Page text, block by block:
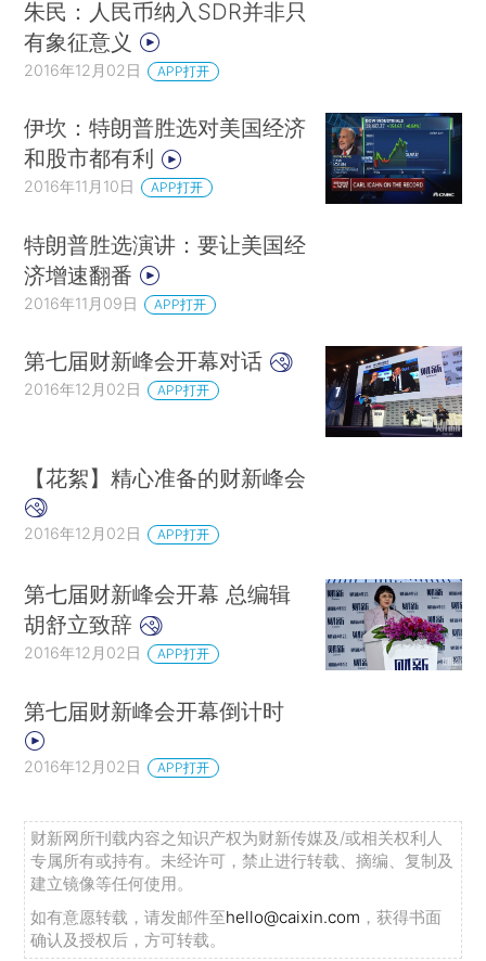
朱民：人民币纳入SDR并非只
有象征意义
2016年12月02日 APP打开
伊坎：特朗普胜选对美国经济
和股市都有利
2016年11月10日 APP打开
特朗普胜选演讲：要让美国经
济增速翻番
2016年11月09日 APP打开
第七届财新峰会开幕对话
2016年12月02日 APP打开
【花絮】精心准备的财新峰会
2016年12月02日 APP打开
第七届财新峰会开幕 总编辑
胡舒立致辞
2016年12月02日 APP打开
第七届财新峰会开幕倒计时
2016年12月02日 APP打开
财新网所刊载内容之知识产权为财新传媒及/或相关权利人
专属所有或持有。未经许可，禁止进行转载、摘编、复制及
建立镜像等任何使用。
如有意愿转载，请发邮件至hello@caixin.com ，获得书面
确认及授权后，方可转载。